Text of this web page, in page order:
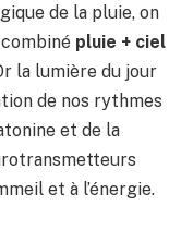
de la pluie, on
pluie + ciel
la lumière du jour
de nos rythmes
et de la
et à l’énergie.